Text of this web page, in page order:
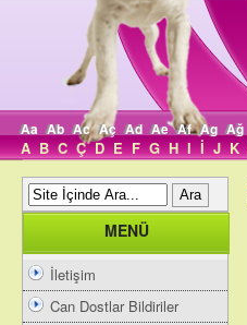
Aa Ab Ac Aç Ad Ae Af Ag Ağ
A B C Ç D E F G H I İ J K
MENÜ
İletişim
Can Dostlar Bildiriler